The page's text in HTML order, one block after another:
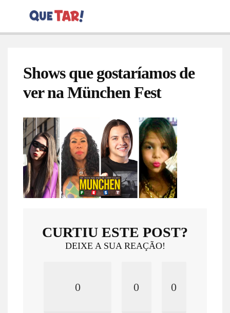
Shows que gostaríamos de
ver na München Fest
CURTIU ESTE POST?
DEIXE A SUA REAÇÃO!
0 0 0